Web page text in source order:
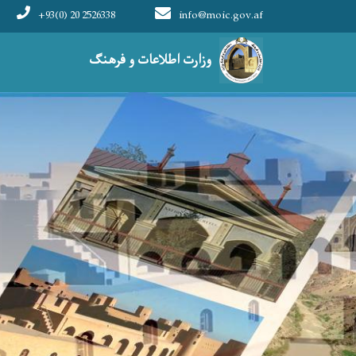
وزارت اطلاعات و فرهنگ
info@moic.gov.af
+93(0) 20 2526338
Main navigation